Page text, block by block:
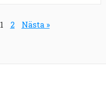
1 2 Nästa »